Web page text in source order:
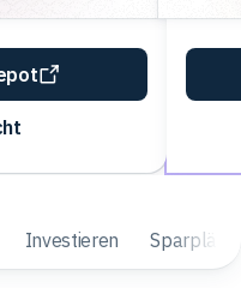
Investieren Sparpläne